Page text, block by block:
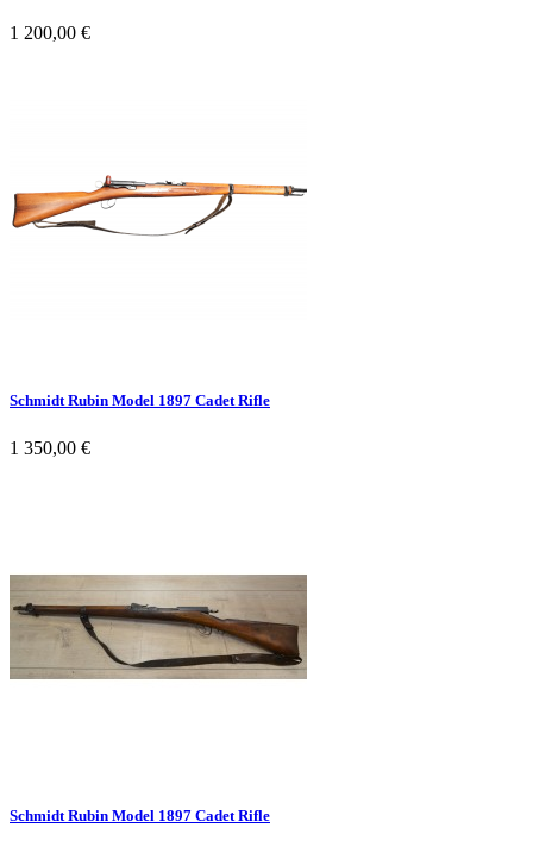
1 200,00 €
Schmidt Rubin Model 1897 Cadet Rifle
1 350,00 €
Schmidt Rubin Model 1897 Cadet Rifle